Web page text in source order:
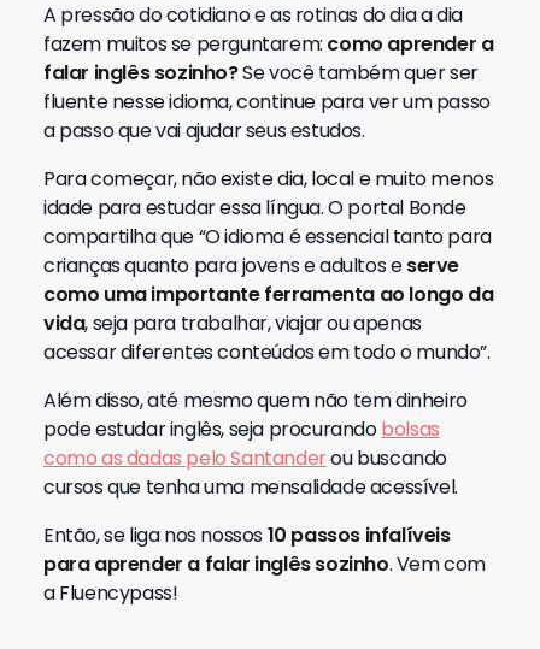
A pressão do cotidiano e as rotinas do dia a dia
fazem muitos se perguntarem: como aprender a
falar inglês sozinho?Se você também quer ser
fluente nesse idioma, continue para ver um passo
a passo que vai ajudar seus estudos.
Para começar, não existe dia, local e muito menos
idade para estudar essa língua. O portal Bonde
compartilha que “O idioma é essencial tanto para
crianças quanto para jovens e adultos eserve
como uma importante ferramenta ao longo da
vida, seja para trabalhar, viajar ou apenas
acessar diferentes conteúdos em todo o mundo”.
Além disso, até mesmo quem não tem dinheiro
pode estudar inglês, seja procurandobolsas
como as dadas pelo Santanderou buscando
cursos que tenha uma mensalidade acessível.
Então, se liga nos nossos10 passos infalíveis
para aprender a falar inglês sozinho. Vem com
a Fluencypass!